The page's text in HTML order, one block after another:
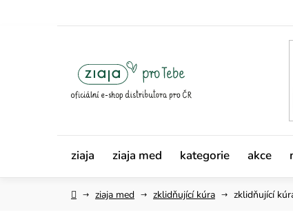
ziaja ziaja med kategorie akce
Domůziaja med zklidňující kúra zklidňující